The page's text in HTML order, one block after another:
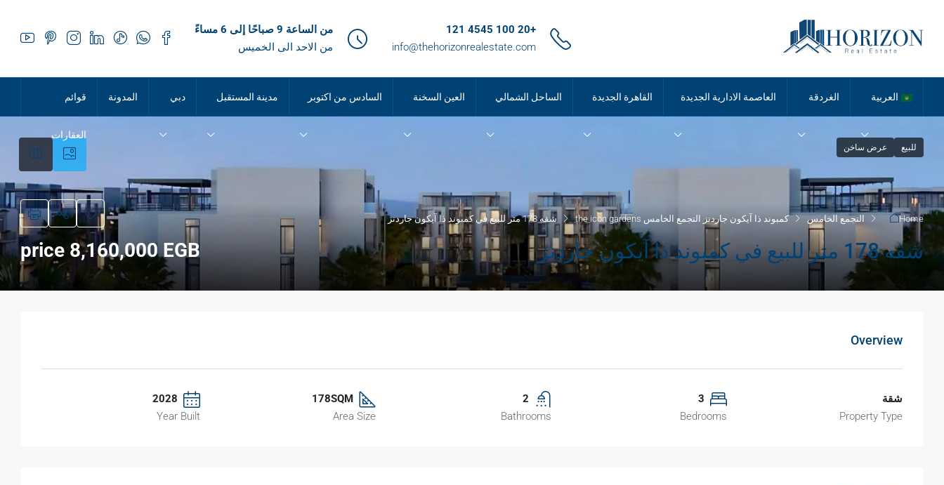
+20 100 4545 121
info@thehorizonrealestate.com
من الساعة 9 صباحًا إلى 6 مساءً
من الاحد الى الخميس
العربية الغردقة العاصمة الادارية الجديدة القاهرة الجديدة الساحل الشمالي العين السخنة السادس من اكتوبر مدينة المستقبل دبي المدونة قوائم
العقارات
للبيع عرض ساخن
Home التجمع الخامس كمبوند ذا آيكون جاردنز التجمع الخامس the icon gardens شقه 178 متر للبيع في كمبوند ذا آيكون جاردنز
شقه 178 متر للبيع في كمبوند ذا آيكون جاردنز price 8,160,000 EGB
Overview
شقة
Property Type
3
Bedrooms
2
Bathrooms
178SQM
Area Size
2028
Year Built